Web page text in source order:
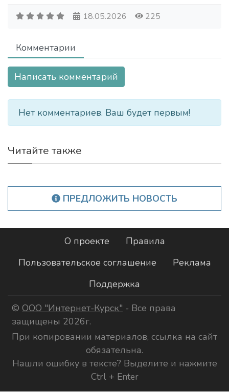
18.05.2026 225
Комментарии
Написать комментарий
Нет комментариев. Ваш будет первым!
Читайте также
ПРЕДЛОЖИТЬ НОВОСТЬ
О проекте
Правила
Пользовательское соглашение
Реклама
Поддержка
© ООО "Интернет-Курск" - Все права
защищены 2026г.
При копировании материалов, ссылка на сайт
обязательна.
Нашли ошибку в тексте? Выделите и нажмите
Ctrl + Enter